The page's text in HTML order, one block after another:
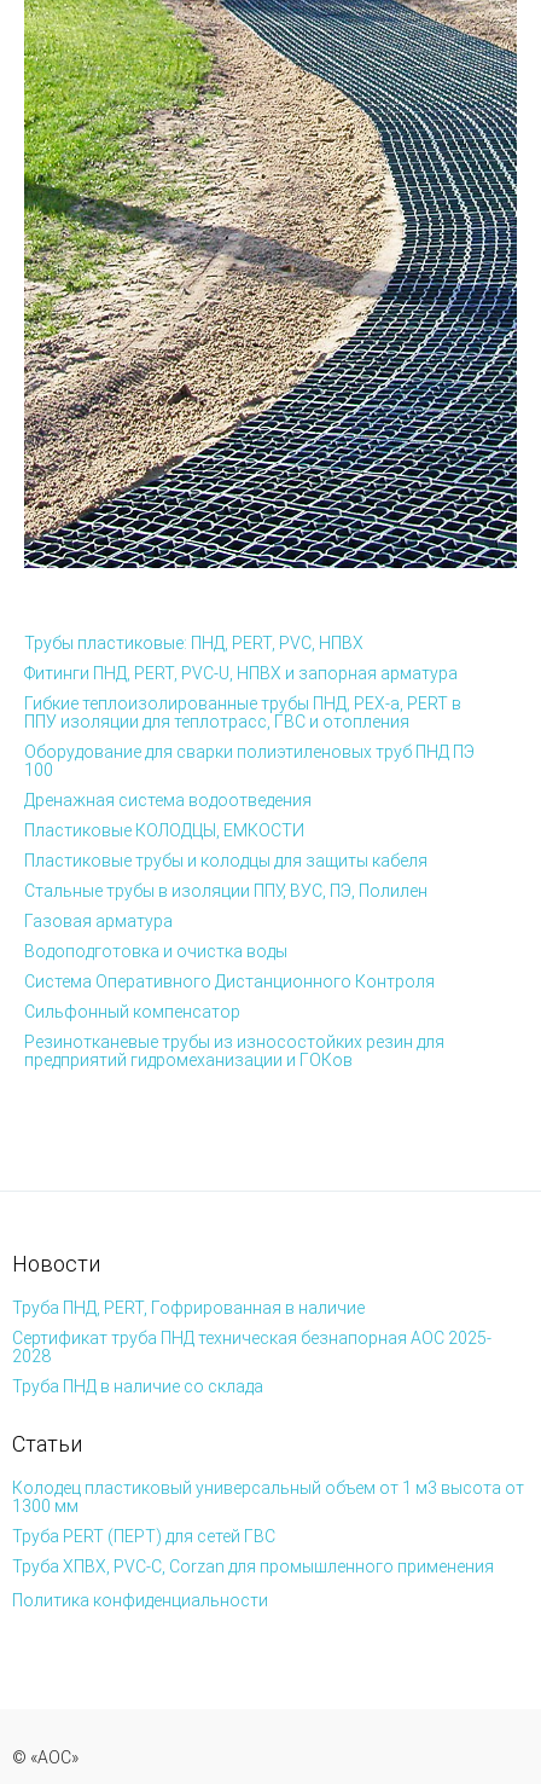
Трубы пластиковые: ПНД, PERT, PVC, НПВХ
Фитинги ПНД, PERT, PVC-U, НПВХ и запорная арматура
Гибкие теплоизолированные трубы ПНД, PEX-а, PERT в
ППУ изоляции для теплотрасс, ГВС и отопления
Оборудование для сварки полиэтиленовых труб ПНД ПЭ
100
Дренажная система водоотведения
Пластиковые КОЛОДЦЫ, ЕМКОСТИ
Пластиковые трубы и колодцы для защиты кабеля
Стальные трубы в изоляции ППУ, ВУС, ПЭ, Полилен
Газовая арматура
Водоподготовка и очистка воды
Система Оперативного Дистанционного Контроля
Сильфонный компенсатор
Резинотканевые трубы из износостойких резин для
предприятий гидромеханизации и ГОКов
Новости
Труба ПНД, PERT, Гофрированная в наличие
Сертификат труба ПНД техническая безнапорная АОС 2025-
2028
Труба ПНД в наличие со склада
Статьи
Колодец пластиковый универсальный объем от 1 м3 высота от
1300 мм
Труба PERT (ПЕРТ) для сетей ГВС
Труба ХПВХ, PVC-C, Corzan для промышленного применения
Политика конфиденциальности
© «АОС»